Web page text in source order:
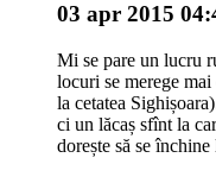
03 apr 2015
Mi se pare un lucru
locuri se merege
la cetatea
ci un lăcaș sfînt la
dorește să se